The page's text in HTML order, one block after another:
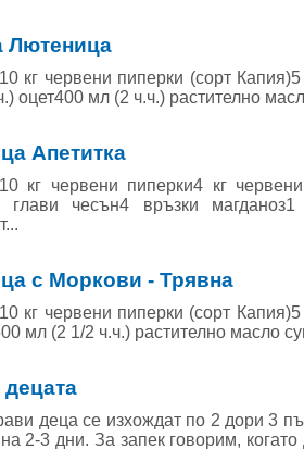
Лютеница
кг червени пиперки (сорт
оцет400 мл (2 ч.ч.) растително
Апетитка
кг червени пиперки4 кг
глави чесън4 връзки
с Моркови - Трявна
кг червени пиперки (сорт
мл (2 1/2 ч.ч.) растително масло
децата
деца се изхождат по 2 дори 3
2-3 дни. За запек говорим,